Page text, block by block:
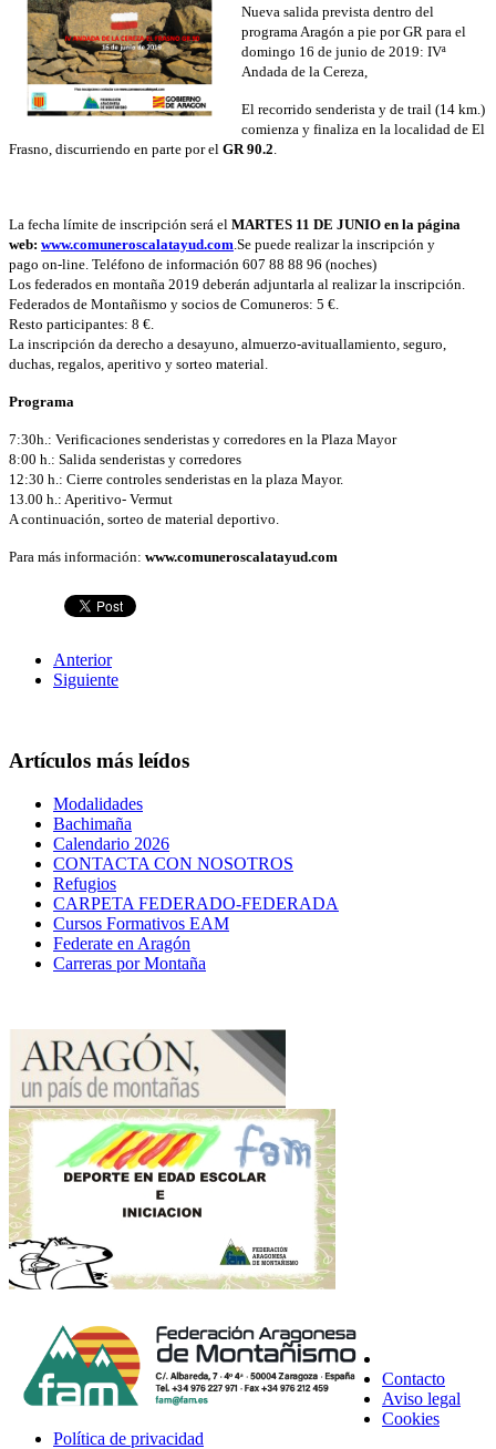
Nueva salida prevista dentro del
programa Aragón a pie por GR para el
domingo 16 de junio de 2019: IVª
Andada de la Cereza,
El recorrido senderista y de trail (14 km.)
comienza y finaliza en la localidad de El
Frasno, discurriendo en parte por el GR 90.2.
La fecha límite de inscripción será el MARTES 11 DE JUNIO en la página
web: www.comuneroscalatayud.com.Se puede realizar la inscripción y
pago on-line. Teléfono de información 607 88 88 96 (noches)
Los federados en montaña 2019 deberán adjuntarla al realizar la inscripción.
Federados de Montañismo y socios de Comuneros: 5 €.
Resto participantes: 8 €.
La inscripción da derecho a desayuno, almuerzo-avituallamiento, seguro,
duchas, regalos, aperitivo y sorteo material.
Programa
7:30h.: Verificaciones senderistas y corredores en la Plaza Mayor
8:00 h.: Salida senderistas y corredores
12:30 h.: Cierre controles senderistas en la plaza Mayor.
13.00 h.: Aperitivo- Vermut
A continuación, sorteo de material deportivo.
Para más información: www.comuneroscalatayud.com
Anterior
Siguiente
Artículos más leídos
Modalidades
Bachimaña
Calendario 2026
CONTACTA CON NOSOTROS
Refugios
CARPETA FEDERADO-FEDERADA
Cursos Formativos EAM
Federate en Aragón
Carreras por Montaña
Contacto
Aviso legal
Cookies
Política de privacidad